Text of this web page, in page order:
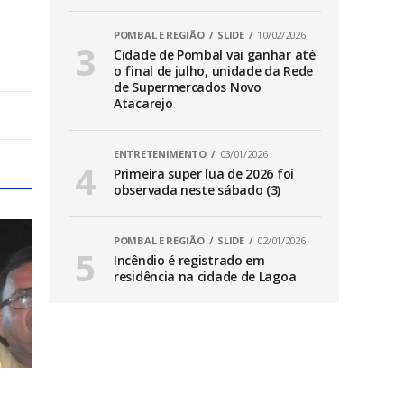
POMBAL E REGIÃO SLIDE 10/02/2026
Cidade de Pombal vai ganhar até
o final de julho, unidade da Rede
de Supermercados Novo
Atacarejo
ENTRETENIMENTO 03/01/2026
Primeira super lua de 2026 foi
observada neste sábado (3)
POMBAL E REGIÃO SLIDE 02/01/2026
Incêndio é registrado em
residência na cidade de Lagoa